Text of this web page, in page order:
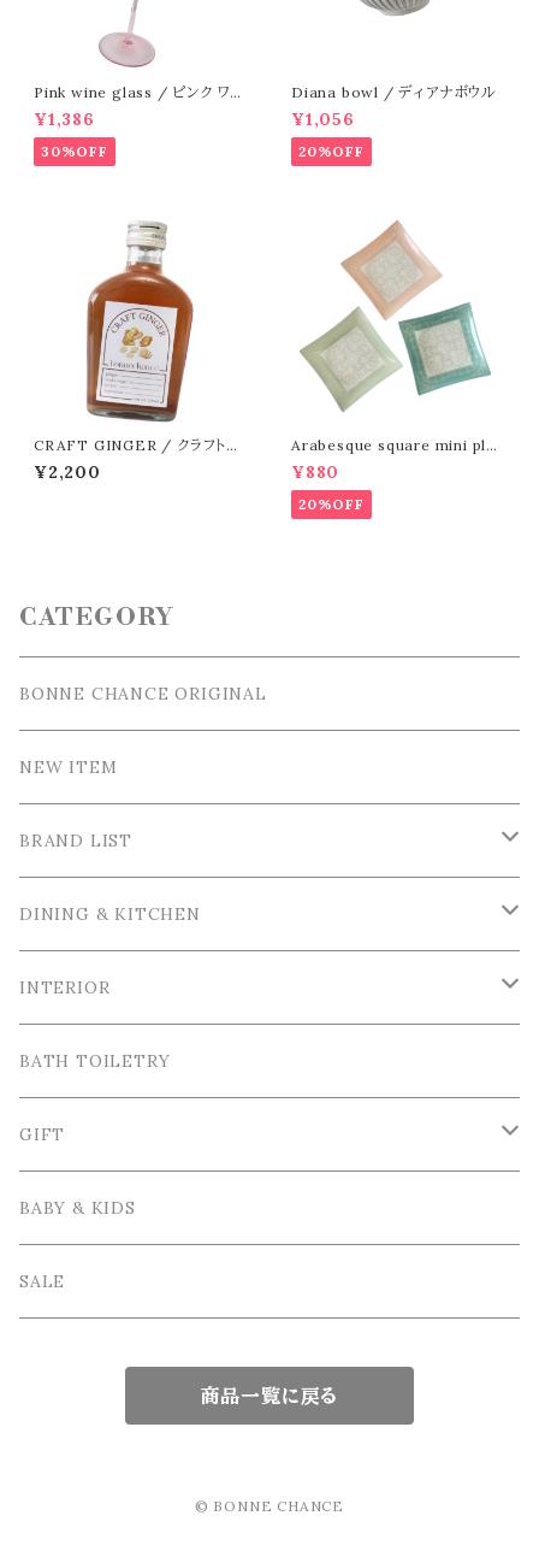
Pink wine glass / ピンク ワイ
ングラス
¥1,386
30%OFF
Diana bowl / ディアナボウル
¥1,056
20%OFF
CRAFT GINGER / クラフトジ
ンジャー
¥2,200
Arabesque square mini plat
e / アラベスク スクエアミニプレ
ート
¥880
20%OFF
CATEGORY
BONNE CHANCE ORIGINAL
NEW ITEM
BRAND LIST
La Ceramica / ラ・セラミカ
Cutipol / クチポール
Bordallo Pinheiro / ボルダロ・ピニェイロ
VIRGINIA CASA / ヴィルジニア・カーサ
DINING & KITCHEN
Tableware / 食器
Tea＆Coffee cup / ティー＆コーヒーカップ
Plate / 皿
Japanese tableware / 和食器
Cutlery / カトラリー
Spoon / スプーン
Fork / フォーク
Table linen / テーブルリネン
Apron / エプロン
Other / その他雑貨
INTERIOR
Tray＆Case /トレイ＆小物入れ
Photo frame / フォトフレーム
Vase / 花瓶
Interior goods / インテリア雑貨
BATH TOILETRY
GIFT
Wrapping / ラッピング
GIFT SET / ギフトセット
BABY & KIDS
SALE
商品一覧に戻る
© BONNE CHANCE